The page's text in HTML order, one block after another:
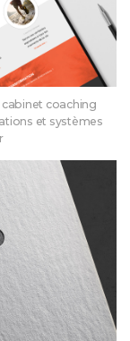
coaching
et systèmes